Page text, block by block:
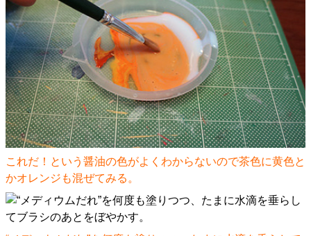
これだ！という醤油の色がよくわからないので茶色に黄色と
かオレンジも混ぜてみる。